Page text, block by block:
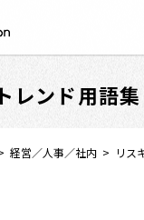
報ノウハウ
ー情報
内報
トレンド用語集
経営／人事／社内 リス